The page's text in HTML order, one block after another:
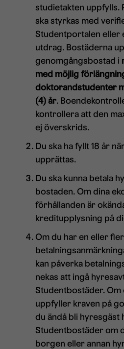
studietakten uppfylls.
ska styrkas med
Studentportalen eller
utdrag. Bostäderna
genomgångsbostad i
med möjlig
doktorandstudenter
(4) år.
kontrollera att den
ej överskrids.
Du ska ha fyllt 18 år
upprättas.
Du ska kunna betala
bostaden. Om dina
förhållanden är
kreditupplysning på
Om du har en eller
kan påverka
nekas att ingå
Studentbostäder. Om
uppfyller kraven på
du ändå bli hyresgäst
Studentbostäder om
borgen eller annan